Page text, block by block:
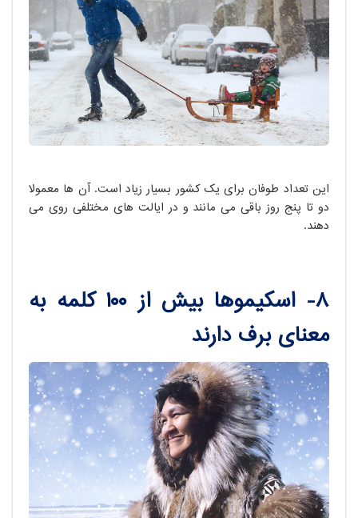
این تعداد طوفان برای یک کشور بسیار زیاد است. آن ها معمولا
دو تا پنج روز باقی می مانند و در ایالت های مختلفی روی می
دهند.
۸- اسکیموها بیش از ۱۰۰ کلمه به
معنای برف دارند